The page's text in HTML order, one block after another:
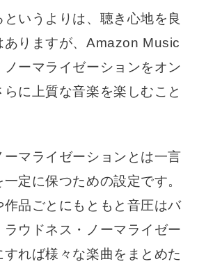
いうよりは、聴き心地を良
ありますが、Amazon Music
ーマライゼーションをオン
に上質な音楽を楽しむこと
ーマライゼーションとは一言
定に保つための設定です。
作品ごとにもともと音圧はバ
ラウドネス・ノーマライゼー
すれば様々な楽曲をまとめた